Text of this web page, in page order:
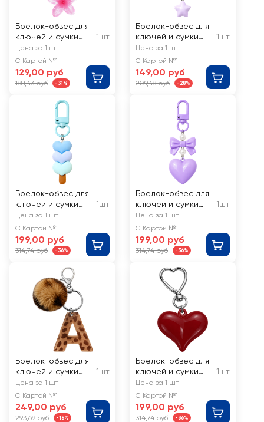
Брелок-обвес для
ключей и сумки
CITY HOME TRADE
Цветочек, Арт.
TRIN18
1шт
Цена за 1 шт
С Картой №1
129,00 руб
188,43 руб -31%
Брелок-обвес для
ключей и сумки
CITY HOME TRADE
Тучка, Арт. TRIN19
1шт
Цена за 1 шт
С Картой №1
149,00 руб
209,48 руб -28%
Брелок-обвес для
ключей и сумки
CITY HOME TRADE
Сердечки, Арт.
TRIN20
1шт
Цена за 1 шт
С Картой №1
199,00 руб
314,74 руб -36%
Брелок-обвес для
ключей и сумки
CITY HOME TRADE
Бантик с
сердечком, Арт.
TRIN21
1шт
Цена за 1 шт
С Картой №1
199,00 руб
314,74 руб -36%
Брелок-обвес для
ключей и сумки
CITY HOME TRADE
Буква, Арт. TRIN23
1шт
Цена за 1 шт
С Картой №1
249,00 руб
293,69 руб -15%
Брелок-обвес для
ключей и сумки
CITY HOME TRADE
Сердце, Арт.
TRIN26
1шт
Цена за 1 шт
С Картой №1
199,00 руб
314,74 руб -36%